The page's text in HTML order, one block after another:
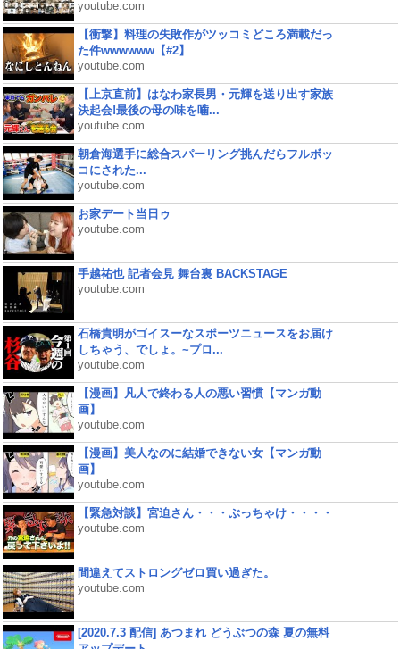
youtube.com
【衝撃】料理の失敗作がツッコミどころ満載だっ
た件wwwwww【#2】
youtube.com
【上京直前】はなわ家長男・元輝を送り出す家族
決起会!最後の母の味を噛...
youtube.com
朝倉海選手に総合スパーリング挑んだらフルボッ
コにされた...
youtube.com
お家デート当日ゥ
youtube.com
手越祐也 記者会見 舞台裏 BACKSTAGE
youtube.com
石橋貴明がゴイスーなスポーツニュースをお届け
しちゃう、でしょ。~プロ...
youtube.com
【漫画】凡人で終わる人の悪い習慣【マンガ動
画】
youtube.com
【漫画】美人なのに結婚できない女【マンガ動
画】
youtube.com
【緊急対談】宮迫さん・・・ぶっちゃけ・・・・
youtube.com
間違えてストロングゼロ買い過ぎた。
youtube.com
[2020.7.3 配信] あつまれ どうぶつの森 夏の無料